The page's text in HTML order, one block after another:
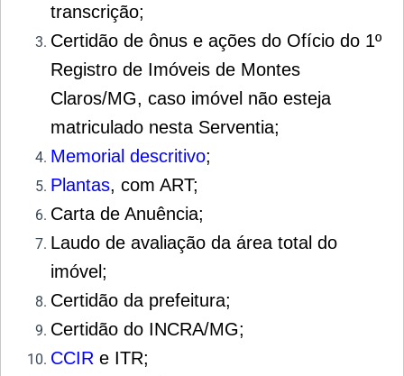
transcrição;
Certidão de ônus e ações do Ofício do 1º
Registro de Imóveis de Montes
Claros/MG, caso imóvel não esteja
matriculado nesta Serventia;
Memorial descritivo;
Plantas, com ART;
Carta de Anuência;
Laudo de avaliação da área total do
imóvel;
Certidão da prefeitura;
Certidão do INCRA/MG;
CCIR e ITR;